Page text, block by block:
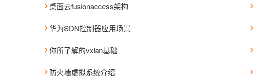
桌面云fusionaccess架构
华为SDN控制器应用场景
你所了解的vxlan基础
防火墙虚拟系统介绍